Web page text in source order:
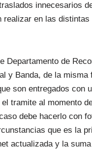
innecesarios
en las
Departamento de
y Banda, de la
son entregados con
tramite al momento
debe hacerlo con
que es la
actualizada y la